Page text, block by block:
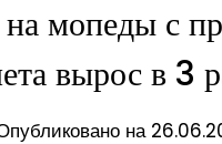
мопеды с
вырос в 3
на